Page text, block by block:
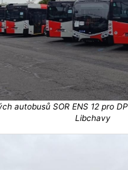
autobusů SOR ENS 12 pro
Libchavy